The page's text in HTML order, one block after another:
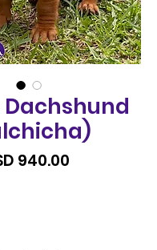
Dachshund
940.00